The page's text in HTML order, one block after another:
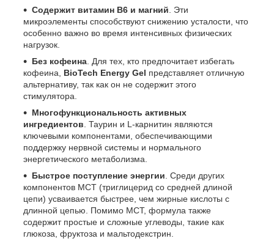
Содержит витамин B6 и магний . Эти
микроэлементы способствуют снижению усталости, что
особенно важно во время интенсивных физических
нагрузок.
Без кофеина . Для тех, кто предпочитает избегать
кофеина, BioTech Energy Gel представляет отличную
альтернативу, так как он не содержит этого
стимулятора.
Многофункциональность активных
ингредиентов . Таурин и L-карнитин являются
ключевыми компонентами, обеспечивающими
поддержку нервной системы и нормального
энергетического метаболизма.
Быстрое поступление энергии . Среди других
компонентов MCT (триглицерид со средней длиной
цепи) усваивается быстрее, чем жирные кислоты с
длинной цепью. Помимо МСТ, формула также
содержит простые и сложные углеводы, такие как
глюкоза, фруктоза и мальтодекстрин.